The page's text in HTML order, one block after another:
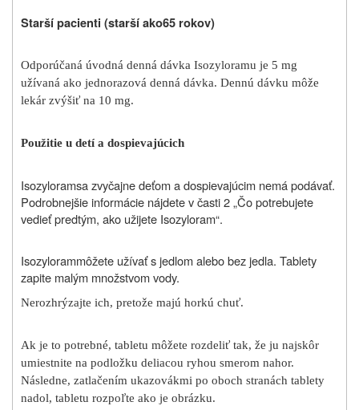
Starší pacienti (starší ako65 rokov)
Odporúčaná úvodná denná dávka Isozyloramu je 5 mg
užívaná ako jednorazová denná dávka. Dennú dávku môže
lekár zvýšiť na 10 mg.
Použitie u detí a dospievajúcich
Isozyloramsa zvyčajne deťom a dospievajúcim nemá podávať.
Podrobnejšie informácie nájdete v časti 2 „Čo potrebujete
vedieť predtým, ako užijete Isozyloram“.
Isozylorammôžete užívať s jedlom alebo bez jedla. Tablety
zapite malým množstvom vody.
Nerozhrýzajte ich, pretože majú horkú chuť.
Ak je to potrebné, tabletu môžete rozdeliť tak, že ju najskôr
umiestnite na podložku deliacou ryhou smerom nahor.
Následne, zatlačením ukazovákmi po oboch stranách tablety
nadol, tabletu rozpoľte ako je obrázku.